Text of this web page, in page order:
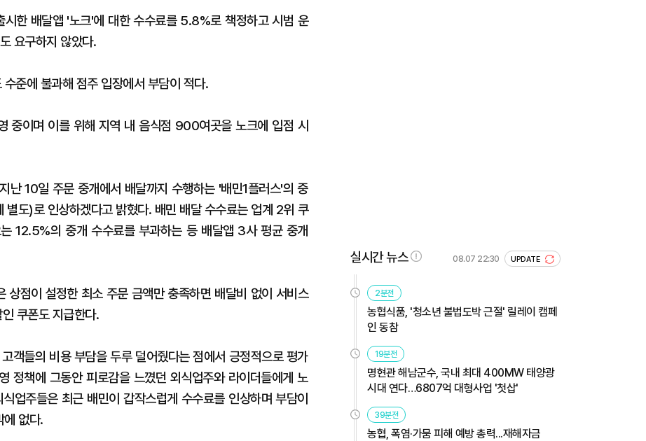
한 배달앱 '노크'에 대한 수수료를 5.8%로 책정하고 시범 운
요구하지 않았다.
준에 불과해 점주 입장에서 부담이 적다.
중이며 이를 위해 지역 내 음식점 900여곳을 노크에 입점 시
난 10일 주문 중개에서 배달까지 수행하는 '배민1플러스'의 중
도)로 인상하겠다고 밝혔다. 배민 배달 수수료는 업계 2위 쿠
12.5%의 중개 수수료를 부과하는 등 배달앱 3사 평균 중개
상점이 설정한 최소 주문 금액만 충족하면 배달비 없이 서비스
쿠폰도 지급한다.
객들의 비용 부담을 두루 덜어줬다는 점에서 긍정적으로 평가
정책에 그동안 피로감을 느꼈던 외식업주와 라이더들에게 노
업주들은 최근 배민이 갑작스럽게 수수료를 인상하며 부담이
에 없다.
실시간 뉴스 08.07 22:30 UPDATE
2분전
농협식품, '청소년 불법도박 근절' 릴레이 캠페
인 동참
19분전
명현관 해남군수, 국내 최대 400MW 태양광
시대 연다…6807억 대형사업 '첫삽'
39분전
농협, 폭염·가뭄 피해 예방 총력...재해자금